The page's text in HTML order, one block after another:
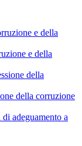
e della
e della
della
della corruzione
adeguamento a